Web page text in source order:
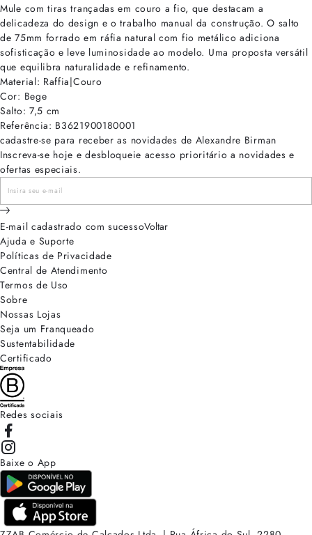
Mule com tiras trançadas em couro a fio, que destacam a
delicadeza do design e o trabalho manual da construção. O salto
de 75mm forrado em ráfia natural com fio metálico adiciona
sofisticação e leve luminosidade ao modelo. Uma proposta versátil
que equilibra naturalidade e refinamento.
Material: Raffia|Couro
Cor: Bege
Salto: 7,5 cm
Referência: B3621900180001
cadastre-se para receber as novidades de Alexandre Birman
Inscreva-se hoje e desbloqueie acesso prioritário a novidades e
ofertas especiais.
E-mail cadastrado com sucessoVoltar
Ajuda e Suporte
Políticas de Privacidade
Central de Atendimento
Termos de Uso
Sobre
Nossas Lojas
Seja um Franqueado
Sustentabilidade
Certificado
Redes sociais
Baixe o App